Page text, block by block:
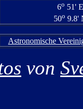
6o 51' E
50o 9.8'
Astronomische
von